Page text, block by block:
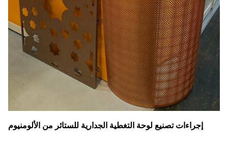
إجراءات تصنيع لوحة التغطية الجدارية للستائر من الألومنيوم